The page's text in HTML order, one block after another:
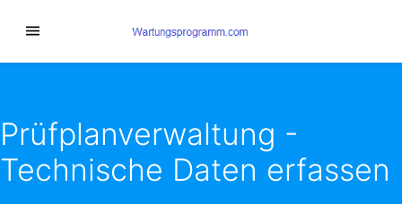
Prüfplanverwaltung -
Technische Daten erfassen